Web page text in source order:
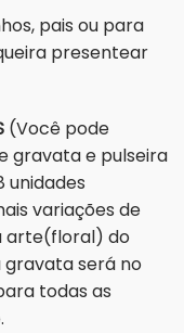
pais ou para
presentear
(Você pode
gravata e pulseira
unidades
variações de
arte(floral) do
gravata será no
todas as